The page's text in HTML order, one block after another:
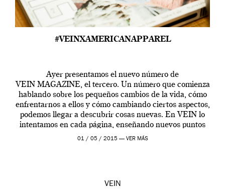
#VEINXAMERICANAPPAREL
Ayer presentamos el nuevo número de
VEIN MAGAZINE, el tercero. Un número que comienza
hablando sobre los pequeños cambios de la vida, cómo
enfrentarnos a ellos y cómo cambiando ciertos aspectos,
podemos llegar a descubrir cosas nuevas. En VEIN lo
intentamos en cada página, enseñando nuevos puntos
de vista, nuevas formas de entender la moda, personas a
01 / 05 / 2015 — VER MÁS
VEIN